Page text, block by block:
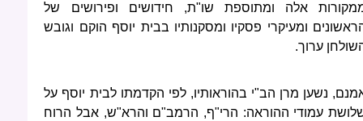
אלה ומתוספת שו"ת, חידושים ופירושים של
ומעיקרי פסקיו ומסקנותיו בבית יוסף הוקם וגובש
ערוך.
נשען מרן הב"י בהוראותיו, לפי הקדמתו לבית יוסף על
עמודי ההוראה: הרי"ף, הרמב"ם והרא"ש, אבל הרוח